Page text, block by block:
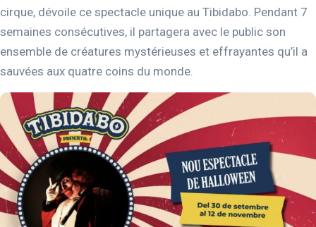
cirque, dévoile ce spectacle unique au Tibidabo. Pendant 7
semaines consécutives, il partagera avec le public son
ensemble de créatures mystérieuses et effrayantes qu’il a
sauvées aux quatre coins du monde.